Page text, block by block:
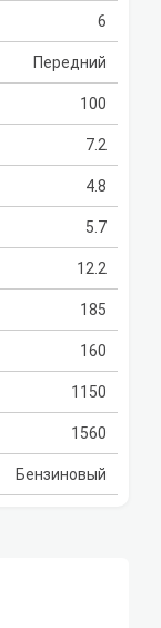
6
Передний
100
7.2
4.8
5.7
12.2
185
160
1150
1560
Бензиновый